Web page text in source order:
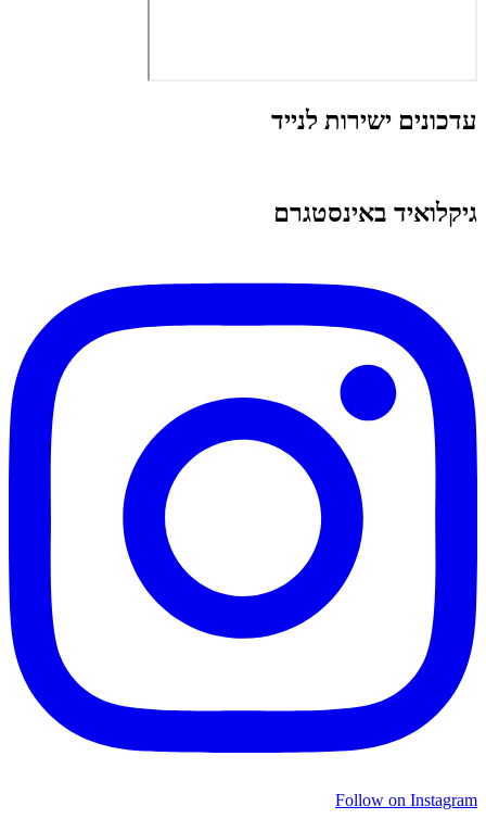
עדכונים ישירות לנייד
גיקלואיד באינסטגרם
Follow on Instagram